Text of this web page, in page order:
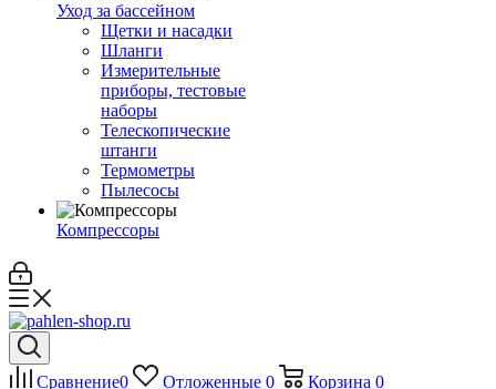
Уход за бассейном
Щетки и насадки
Шланги
Измерительные
приборы, тестовые
наборы
Телескопические
штанги
Термометры
Пылесосы
Компрессоры
Сравнение0 Отложенные 0 Корзина 0